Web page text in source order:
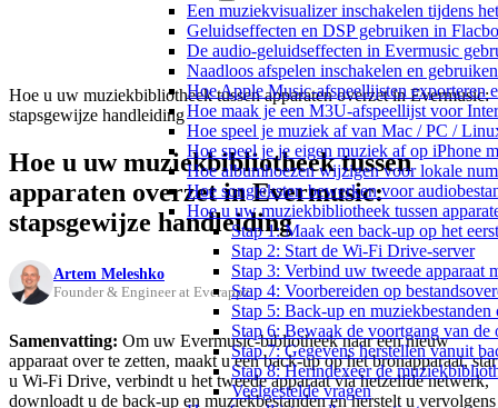
Een muziekvisualizer inschakelen tijdens
Geluidseffecten en DSP gebruiken in
De audio-geluidseffecten in Evermusic
Naadloos afspelen inschakelen en
Hoe Apple Music-afspeellijsten exporteren
Hoe maak je een M3U-afspeellijst voor
Hoe speel je muziek af van Mac / PC /
Hoe speel je je eigen muziek af op iPhone
Hoe albumhoezen wijzigen voor lokale
Hoe songteksten bewerken voor
Hoe u uw muziekbibliotheek tussen
Stap 1: Maak een back-up op het
Stap 2: Start de Wi-Fi Drive-server
Stap 3: Verbind uw tweede apparaat
Stap 4: Voorbereiden op
Stap 5: Back-up en muziekbestanden
Stap 6: Bewaak de voortgang van de
Stap 7: Gegevens herstellen vanuit
Stap 8: Herindexeer de
Veelgestelde vragen
Hoe u uw muziekbibliotheek tussen apparaten overzet in Evermusic:
stapsgewijze handleiding
Hoe u uw muziekbibliotheek tussen
apparaten overzet in Evermusic:
stapsgewijze handleiding
Artem Meleshko
Founder & Engineer at Everappz
Samenvatting: Om uw Evermusic-bibliotheek naar een nieuw
apparaat over te zetten, maakt u een back-up op het bronapparaat,
u Wi-Fi Drive, verbindt u het tweede apparaat via hetzelfde netwerk,
downloadt u de back-up en muziekbestanden en herstelt u vervolgens